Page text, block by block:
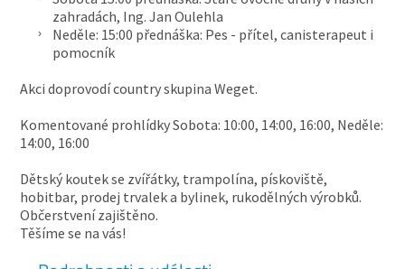
zahradách, Ing. Jan Oulehla
Neděle: 15:00 přednáška: Pes - přítel, canisterapeut i
pomocník
Akci doprovodí country skupina Weget.
Komentované prohlídky Sobota: 10:00, 14:00, 16:00, Neděle:
14:00, 16:00
Dětský koutek se zvířátky, trampolína, pískoviště,
hobitbar, prodej trvalek a bylinek, rukodělných výrobků.
Občerstvení zajištěno.
Těšíme se na vás!